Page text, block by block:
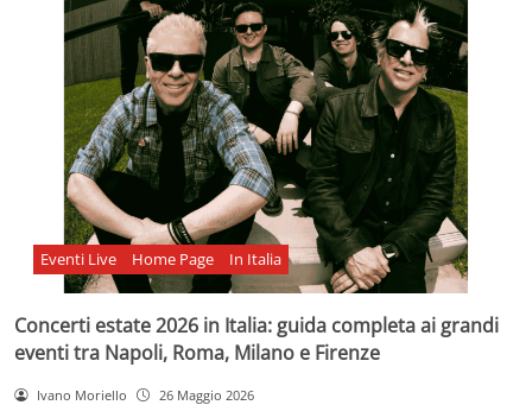
Eventi Live Home Page In Italia
Concerti estate 2026 in Italia: guida completa ai grandi
eventi tra Napoli, Roma, Milano e Firenze
Ivano Moriello 26 Maggio 2026